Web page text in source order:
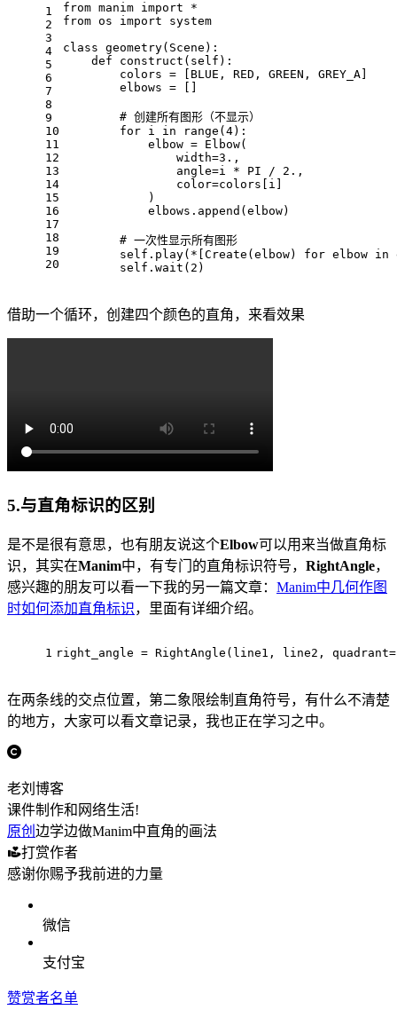
1
2
3
4
5
6
7
8
9
10
11
12
13
14
15
16
17
18
19
20
from manim import *
from os import system
class geometry(Scene):
    def construct(self):
        colors = [BLUE, RED, GREEN, GREY_A]
        elbows = []
        # 创建所有图形（不显示）
        for i in range(4):
            elbow = Elbow(
                width=3.,
                angle=i * PI / 2.,
                color=colors[i]
            )
            elbows.append(elbow)
        # 一次性显示所有图形
self.play(*[Create(elbow) for elbow in
        self.wait(2)
借助一个循环，创建四个颜色的直角，来看效果
5.与直角标识的区别
是不是很有意思，也有朋友说这个Elbow可以用来当做直角标
识，其实在Manim中，有专门的直角标识符号， RightAngle，
感兴趣的朋友可以看一下我的另一篇文章： Manim中几何作图
时如何添加直角标识，里面有详细介绍。
1 right_angle = RightAngle(line1, line2,
在两条线的交点位置，第二象限绘制直角符号，有什么不清楚
的地方，大家可以看文章记录，我也正在学习之中。
老刘博客
课件制作和网络生活!
原创 边学边做Manim中直角的画法
打赏作者
感谢你赐予我前进的力量
微信
支付宝
赞赏者名单